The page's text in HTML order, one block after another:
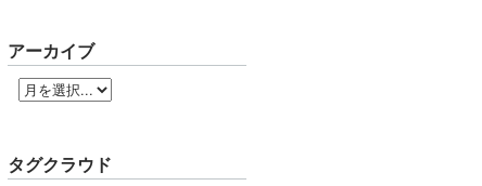
アーカイブ
タグクラウド